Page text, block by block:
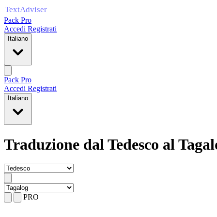
Pack Pro
Accedi Registrati
Italiano
Pack Pro
Accedi Registrati
Italiano
Traduzione dal Tedesco al
PRO